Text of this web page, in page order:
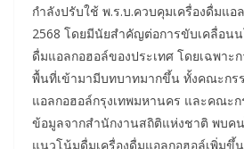
กำลังปรับใช้ พ.ร.บ.ควบคุมเครื่องดื่มแ
2568 โดยมีนัยสำคัญต่อการขับเคลื่อนน
ดื่มแอลกอฮอล์ของประเทศ โดยเฉพาะ
พื้นที่เข้ามามีบทบาทมากขึ้น ทั้งคณะกร
แอลกอฮอล์กรุงเทพมหานคร และคณะก
ข้อมูลจากสำนักงานสถิติแห่งชาติ พบค
แนวโน้มดื่มเครื่องดื่มแอลกอฮอล์เพิ่มขึ้